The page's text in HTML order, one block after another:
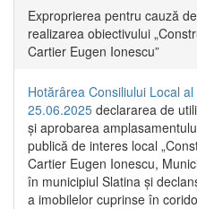
Exproprierea pentru cauză
realizarea obiectivului
Cartier Eugen Ionescu”
Hotărârea Consiliului Local
25.06.2025 declararea de
și aprobarea
publică de interes local
Cartier Eugen Ionescu,
în municipiul Slatina și
a imobilelor cuprinse în